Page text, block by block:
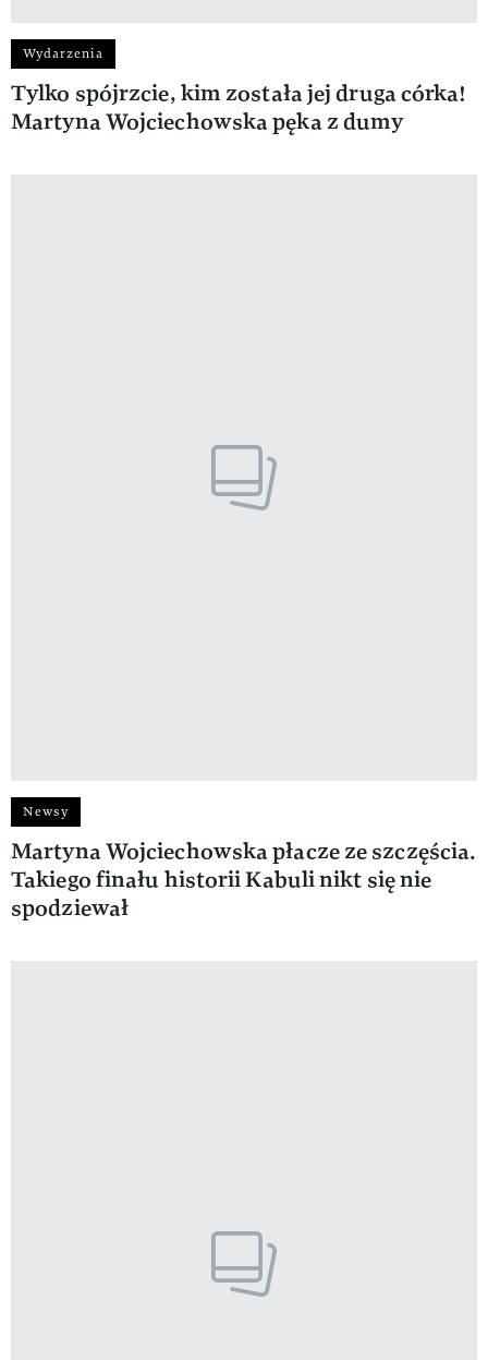
Wydarzenia
Tylko spójrzcie, kim została jej druga córka!
Martyna Wojciechowska pęka z dumy
Newsy
Martyna Wojciechowska płacze ze szczęścia.
Takiego finału historii Kabuli nikt się nie
spodziewał